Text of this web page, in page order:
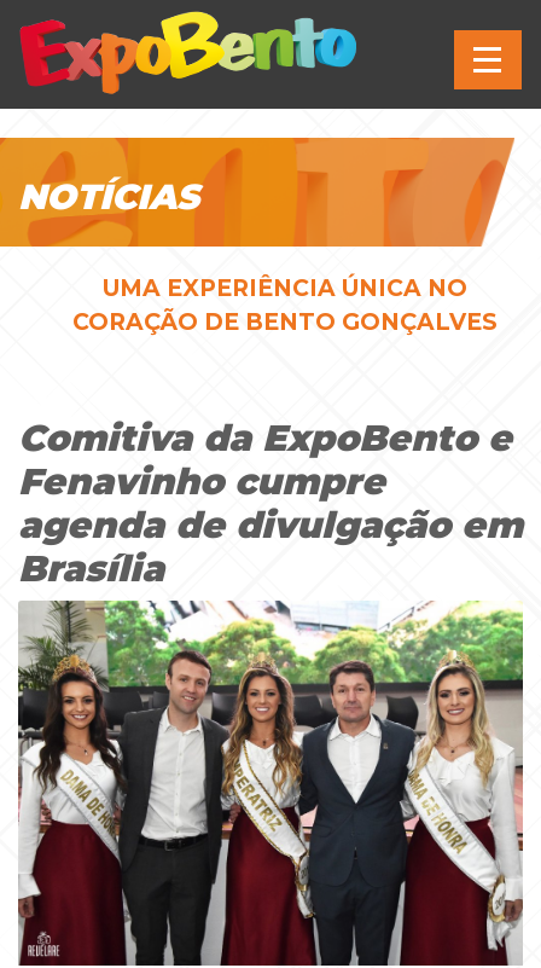
NOTÍCIAS
UMA EXPERIÊNCIA ÚNICA NO
CORAÇÃO DE BENTO GONÇALVES
Comitiva da ExpoBento e
Fenavinho cumpre
agenda de divulgação em
Brasília